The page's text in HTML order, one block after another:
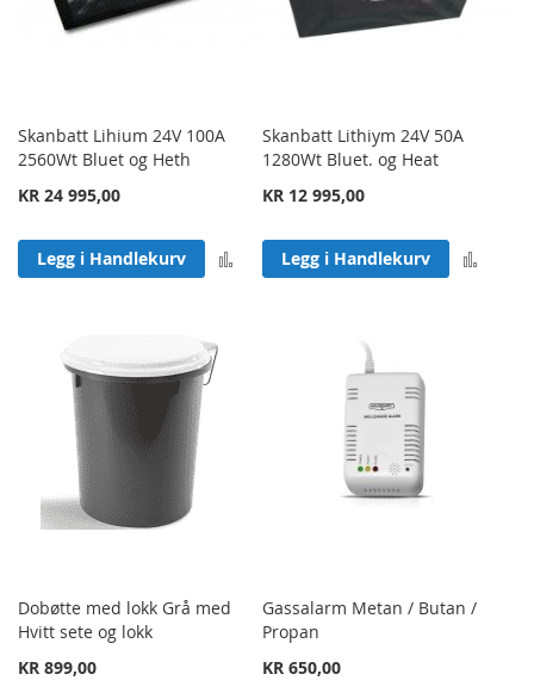
Skanbatt Lihium 24V 100A
2560Wt Bluet og Heth
KR 24 995,00
Legg i Handlekurv Legg til sammenligning
Skanbatt Lithiym 24V 50A
1280Wt Bluet. og Heat
KR 12 995,00
Legg i Handlekurv
Dobøtte med lokk Grå med
Hvitt sete og lokk
KR 899,00
Gassalarm Metan / Butan /
Propan
KR 650,00